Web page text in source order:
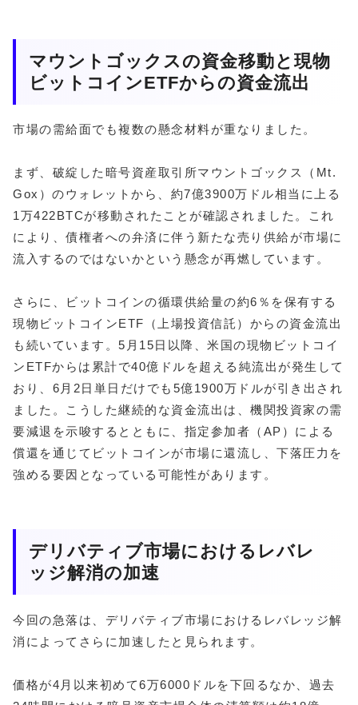
マウントゴックスの資金移動と現物
ビットコインETFからの資金流出
市場の需給面でも複数の懸念材料が重なりました。
まず、破綻した暗号資産取引所マウントゴックス（Mt.
Gox）のウォレットから、約7億3900万ドル相当に上る
1万422BTCが移動されたことが確認されました。これ
により、債権者への弁済に伴う新たな売り供給が市場に
流入するのではないかという懸念が再燃しています。
さらに、ビットコインの循環供給量の約6％を保有する
現物ビットコインETF（上場投資信託）からの資金流出
も続いています。5月15日以降、米国の現物ビットコイ
ンETFからは累計で40億ドルを超える純流出が発生して
おり、6月2日単日だけでも5億1900万ドルが引き出され
ました。こうした継続的な資金流出は、機関投資家の需
要減退を示唆するとともに、指定参加者（AP）による
償還を通じてビットコインが市場に還流し、下落圧力を
強める要因となっている可能性があります。
デリバティブ市場におけるレバレ
ッジ解消の加速
今回の急落は、デリバティブ市場におけるレバレッジ解
消によってさらに加速したと見られます。
価格が4月以来初めて6万6000ドルを下回るなか、過去